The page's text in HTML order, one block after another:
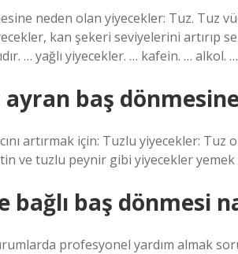
neden olan yiyecekler: Tuz. Tuz
kan şekeri seviyelerini artırıp
… yağlı yiyecekler. … kafein. …
ayran baş
artırmak için: Tuzlu yiyecekler: Tuz
ve tuzlu peynir gibi yiyecekler yemek
bağlı baş dönmesi
profesyonel yardım almak